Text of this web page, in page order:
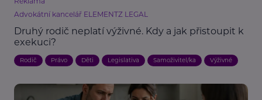
Advokátní kancelář ELEMENTZ LEGAL
Druhý rodič neplatí výživné. Kdy a jak přistoupit k
exekuci?
Rodič Právo Děti Legislativa Samoživitel/ka Výživné